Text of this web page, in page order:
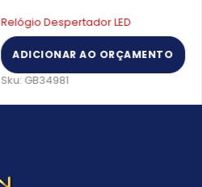
Relógio Despertador LED
ADICIONAR AO ORÇAMENTO
Sku: GB34981